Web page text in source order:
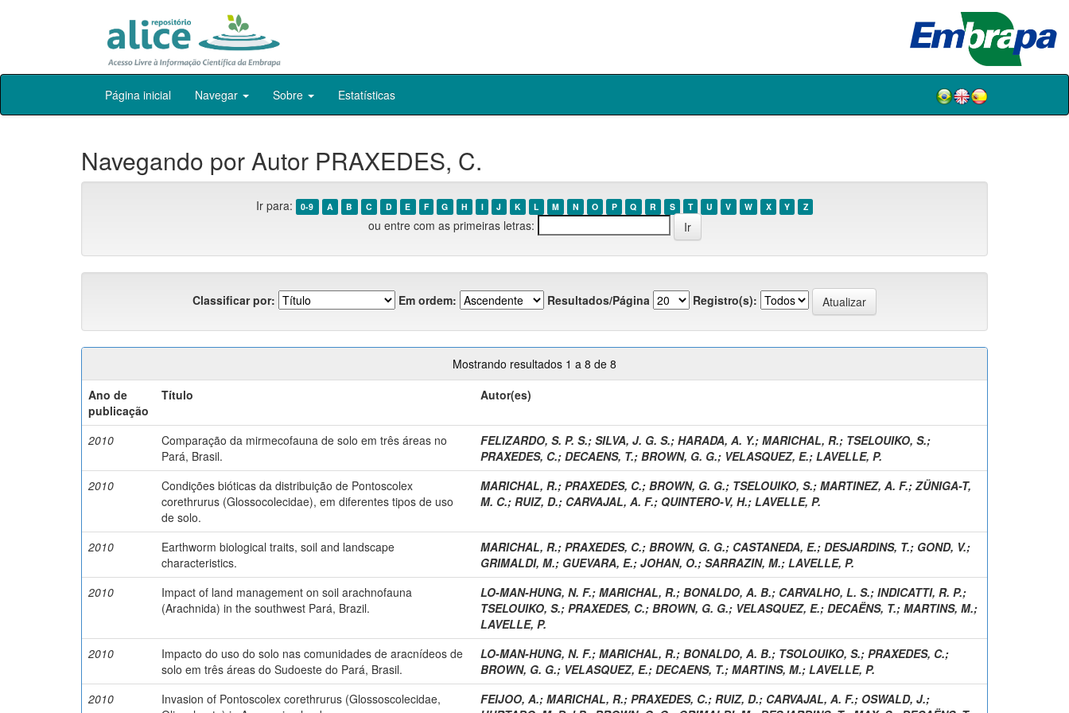
Skip
Página inicial Navegar Sobre Estatísticas
Navegando por Autor PRAXEDES, C.
Ir para: 0-9 A B C D E F G H I J K L M N O P Q R S T U V W X Y Z
ou entre com as primeiras letras:
Classificar por: Em ordem: Resultados/Página Registro(s):
Mostrando resultados 1 a 8 de 8
Ano de
publicação
Título Autor(es)
2010
Comparação da mirmecofauna de solo em três áreas no
Pará, Brasil.
FELIZARDO, S. P. S.; SILVA, J. G. S.; HARADA, A. Y.; MARICHAL, R.; TSELOUIKO, S.;
PRAXEDES, C.; DECAENS, T.; BROWN, G. G.; VELASQUEZ, E.; LAVELLE, P.
2010
Condições bióticas da distribuição de Pontoscolex
corethrurus (Glossocolecidae), em diferentes tipos de uso
de solo.
MARICHAL, R.; PRAXEDES, C.; BROWN, G. G.; TSELOUIKO, S.; MARTINEZ, A. F.; ZÜNIGA-T,
M. C.; RUIZ, D.; CARVAJAL, A. F.; QUINTERO-V, H.; LAVELLE, P.
2010
Earthworm biological traits, soil and landscape
characteristics.
MARICHAL, R.; PRAXEDES, C.; BROWN, G. G.; CASTANEDA, E.; DESJARDINS, T.; GOND, V.;
GRIMALDI, M.; GUEVARA, E.; JOHAN, O.; SARRAZIN, M.; LAVELLE, P.
2010
Impact of land management on soil arachnofauna
(Arachnida) in the southwest Pará, Brazil.
LO-MAN-HUNG, N. F.; MARICHAL, R.; BONALDO, A. B.; CARVALHO, L. S.; INDICATTI, R. P.;
TSELOUIKO, S.; PRAXEDES, C.; BROWN, G. G.; VELASQUEZ, E.; DECAËNS, T.; MARTINS, M.;
LAVELLE, P.
2010
Impacto do uso do solo nas comunidades de aracnídeos de
solo em três áreas do Sudoeste do Pará, Brasil.
LO-MAN-HUNG, N. F.; MARICHAL, R.; BONALDO, A. B.; TSOLOUIKO, S.; PRAXEDES, C.;
BROWN, G. G.; VELASQUEZ, E.; DECAENS, T.; MARTINS, M.; LAVELLE, P.
2010
Invasion of Pontoscolex corethrurus (Glossoscolecidae,
FEIJOO, A.; MARICHAL, R.; PRAXEDES, C.; RUIZ, D.; CARVAJAL, A. F.; OSWALD, J.;